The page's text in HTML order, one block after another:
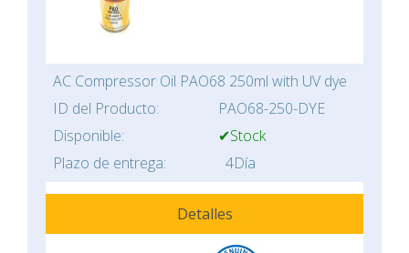
AC Compressor Oil PAO68 250ml with UV dye
ID del Producto:
PAO68-250-DYE
Disponible:
✔Stock
Plazo de entrega:
4Día
Detalles